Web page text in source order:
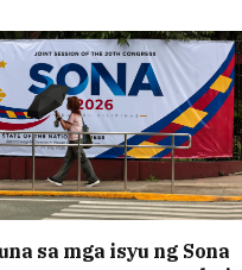
sa mga isyu ng Sona